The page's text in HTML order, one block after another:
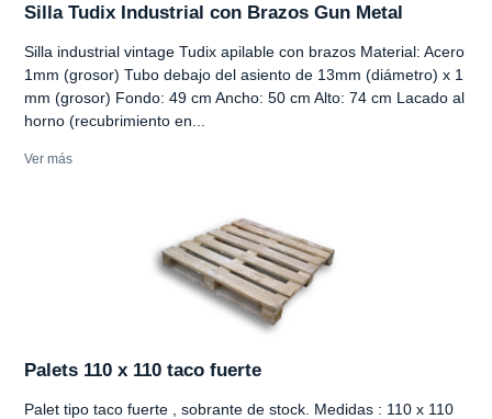
Silla Tudix Industrial con Brazos Gun Metal
Silla industrial vintage Tudix apilable con brazos Material: Acero
1mm (grosor) Tubo debajo del asiento de 13mm (diámetro) x 1
mm (grosor) Fondo: 49 cm Ancho: 50 cm Alto: 74 cm Lacado al
horno (recubrimiento en...
Ver más
Palets 110 x 110 taco fuerte
Palet tipo taco fuerte , sobrante de stock. Medidas : 110 x 110